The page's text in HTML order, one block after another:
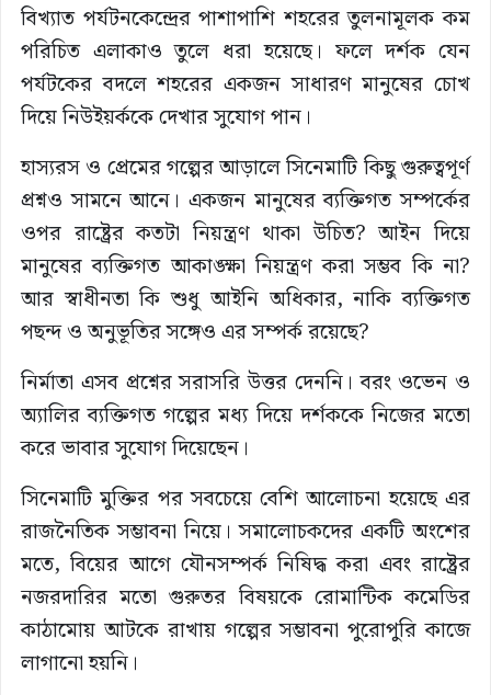
বিখ্যাত পর্যটনকেন্দ্রের পাশাপাশি শহরের তুলনামূলক কম
পরিচিত এলাকাও তুলে ধরা হয়েছে। ফলে দর্শক যেন
পর্যটকের বদলে শহরের একজন সাধারণ মানুষের চোখ
দিয়ে নিউইয়র্ককে দেখার সুযোগ পান।
হাস্যরস ও প্রেমের গল্পের আড়ালে সিনেমাটি কিছু গুরুত্বপূর্ণ
প্রশ্নও সামনে আনে। একজন মানুষের ব্যক্তিগত সম্পর্কের
ওপর রাষ্ট্রের কতটা নিয়ন্ত্রণ থাকা উচিত? আইন দিয়ে
মানুষের ব্যক্তিগত আকাঙ্ক্ষা নিয়ন্ত্রণ করা সম্ভব কি না?
আর স্বাধীনতা কি শুধু আইনি অধিকার, নাকি ব্যক্তিগত
পছন্দ ও অনুভূতির সঙ্গেও এর সম্পর্ক রয়েছে?
নির্মাতা এসব প্রশ্নের সরাসরি উত্তর দেননি। বরং ওভেন ও
অ্যালির ব্যক্তিগত গল্পের মধ্য দিয়ে দর্শককে নিজের মতো
করে ভাবার সুযোগ দিয়েছেন।
সিনেমাটি মুক্তির পর সবচেয়ে বেশি আলোচনা হয়েছে এর
রাজনৈতিক সম্ভাবনা নিয়ে। সমালোচকদের একটি অংশের
মতে, বিয়ের আগে যৌনসম্পর্ক নিষিদ্ধ করা এবং রাষ্ট্রের
নজরদারির মতো গুরুতর বিষয়কে রোমান্টিক কমেডির
কাঠামোয় আটকে রাখায় গল্পের সম্ভাবনা পুরোপুরি কাজে
লাগানো হয়নি।